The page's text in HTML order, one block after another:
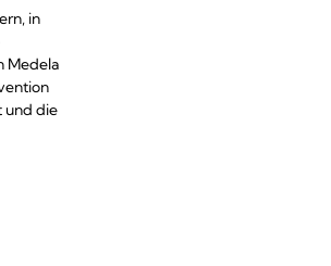
in
Medela
und die